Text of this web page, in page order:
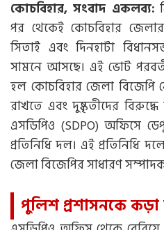
কোচবিহার, সংবাদ একলব্য:
পর থেকেই কোচবিহার জেলার
সিতাই এবং দিনহাটা
সামনে আসছে। এই ভোট
হল কোচবিহার জেলা বিজেপি
রাখতে এবং দুষ্কৃতীদের
এসডিপিও (SDPO) অফিসে
প্রতিনিধি দল। এই প্রতিনিধি
জেলা বিজেপির সাধারণ
পুলিশ প্রশাসনকে কড়া